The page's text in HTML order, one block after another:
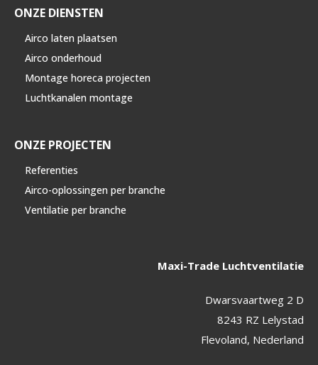
ONZE DIENSTEN
Airco laten plaatsen
Airco onderhoud
Montage horeca projecten
Luchtkanalen montage
ONZE PROJECTEN
Referenties
Airco-oplossingen per branche
Ventilatie per branche
Maxi-Trade Luchtventilatie
Dwarsvaartweg 2 D
8243 RZ Lelystad
Flevoland, Nederland